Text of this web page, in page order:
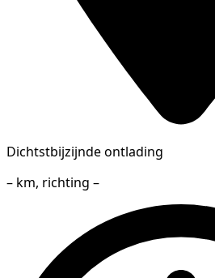
Dichtstbijzijnde ontlading
– km, richting –